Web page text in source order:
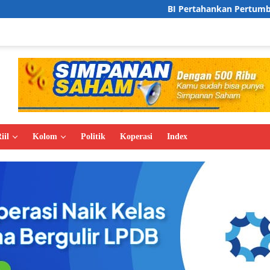
BI Pertahankan Pertumbuhan Ekonomi di
Kolom Politik Koperasi Index